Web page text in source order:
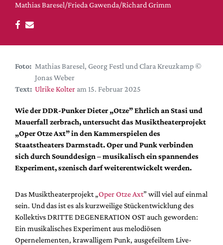
DdB-map
Kalender
Premierensuche
Festival-Planer
Hefte
Alle Hefte
Leseproben
Podcast
Service
Shop / Abo
Redaktion
Autor:innen
Partner
Mediadaten
Mathias Baresel/Frieda Gawenda/Richard Grimm
Foto: Mathias Baresel, Georg Festl und Clara Kreuzkamp ©
Jonas Weber
Text: Ulrike Kolter am 15. Februar 2025
Wie der DDR-Punker Dieter „Otze” Ehrlich an Stasi und
Mauerfall zerbrach,untersucht das Musiktheaterprojekt
„Oper Otze Axt” in den Kammerspielen des
Staatstheaters Darmstadt. Oper und Punk verbinden
sich durch Sounddesign – musikalisch ein spannendes
Experiment, szenisch darf weiterentwickelt werden.
Das Musiktheaterprojekt „Oper Otze Axt” will viel auf einmal
sein. Und das ist es als kurzweilige Stückentwicklung des
Kollektivs DRITTE DEGENERATION OST auch geworden:
Ein musikalisches Experiment aus melodiösen
Opernelementen, krawalligem Punk, ausgefeiltem Live-